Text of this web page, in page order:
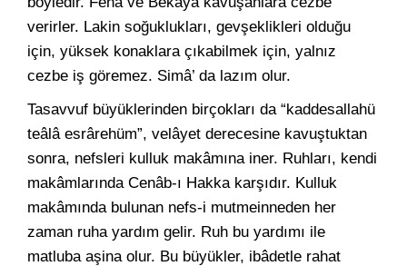
verirler. Lakin soğuklukları, gevşeklikleri olduğu
için, yüksek konaklara çıkabilmek için, yalnız
cezbe iş göremez. Simâ’ da lazım olur.
Tasavvuf büyüklerinden birçokları da “kaddesallahü
teâlâ esrârehüm”, velâyet derecesine kavuştuktan
sonra, nefsleri kulluk makâmına iner. Ruhları, kendi
makâmlarında Cenâb-ı Hakka karşıdır. Kulluk
makâmında bulunan nefs-i mutmeinneden her
zaman ruha yardım gelir. Ruh bu yardımı ile
matluba aşina olur. Bu büyükler, ibâdetle rahat